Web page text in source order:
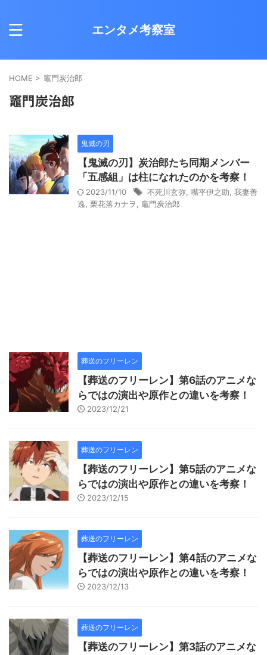
エンタメ考察室
HOME > 竈門炭治郎
竈門炭治郎
鬼滅の刃
【鬼滅の刃】炭治郎たち同期メンバー
「五感組」は柱になれたのかを考察！
2023/11/10 不死川玄弥 嘴平伊之助 我妻善
逸 栗花落カナヲ 竈門炭治郎
葬送のフリーレン
【葬送のフリーレン】第6話のアニメな
らではの演出や原作との違いを考察！
2023/12/21
葬送のフリーレン
【葬送のフリーレン】第5話のアニメな
らではの演出や原作との違いを考察！
2023/12/15
葬送のフリーレン
【葬送のフリーレン】第4話のアニメな
らではの演出や原作との違いを考察！
2023/12/13
葬送のフリーレン
【葬送のフリーレン】第3話のアニメな